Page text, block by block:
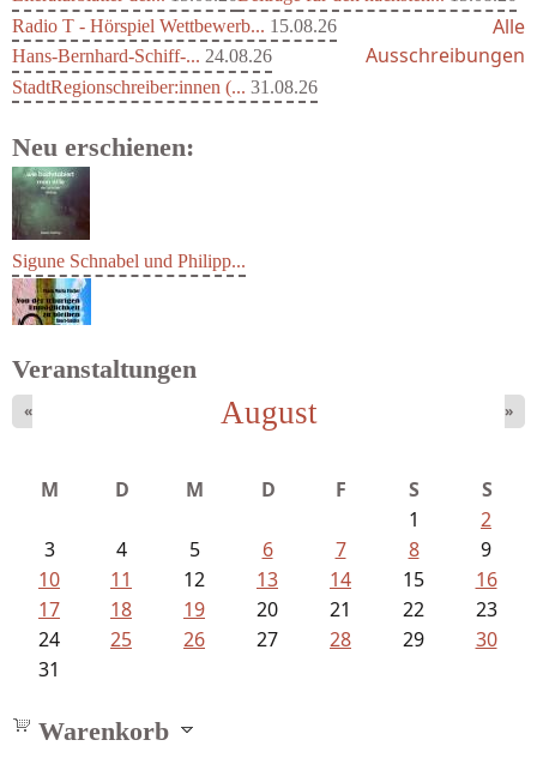
Radio T - Hörspiel Wettbewerb... 15.08.26
Hans-Bernhard-Schiff-... 24.08.26
StadtRegionschreiber:innen (... 31.08.26
Alle
Ausschreibungen
Neu erschienen:
Sigune Schnabel und Philipp...
Veranstaltungen
August
« »
M D M D F S
S
1
2
3
4 5 6 7 8
9
10
11 12 13 14 15
16
17
18 19 20 21 22
23
24
25 26 27 28 29
30
31
Warenkorb